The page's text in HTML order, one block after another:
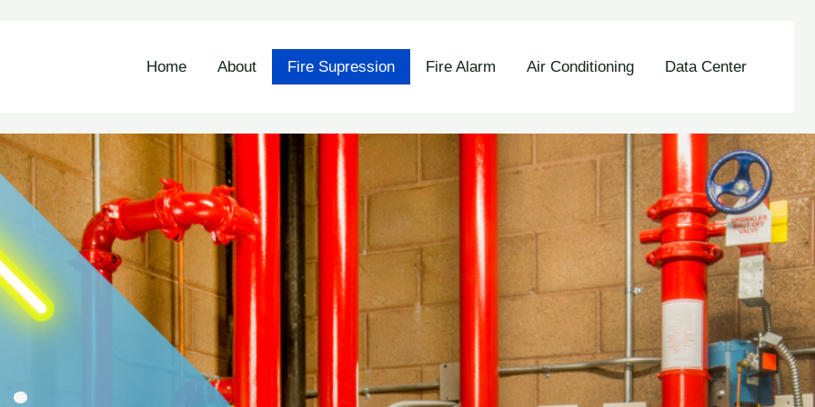
Home About Fire Supression Fire Alarm Air Conditioning Data Center